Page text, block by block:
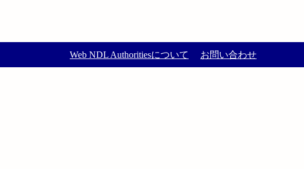
Web NDL Authoritiesについて お問い合わせ